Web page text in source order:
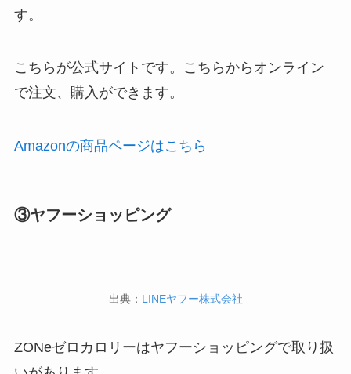
す。
こちらが公式サイトです。こちらからオンライン
で注文、購入ができます。
Amazonの商品ページはこちら
③ヤフーショッピング
出典： LINEヤフー株式会社
ZONeゼロカロリーはヤフーショッピングで取り扱